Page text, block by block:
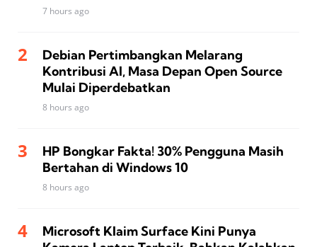
7 hours ago
Debian Pertimbangkan Melarang
Kontribusi AI, Masa Depan Open Source
Mulai Diperdebatkan
8 hours ago
HP Bongkar Fakta! 30% Pengguna Masih
Bertahan di Windows 10
8 hours ago
Microsoft Klaim Surface Kini Punya